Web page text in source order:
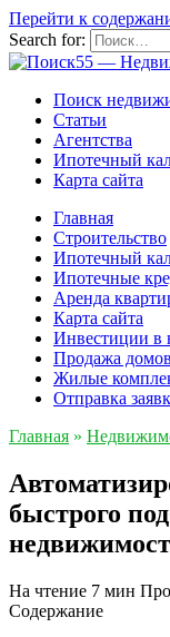
Перейти к
Search for:
Поиск
Статьи
Агентства
Ипотечный
Карта сайта
Главная
Строительство
Ипотечный
Ипотечные
Аренда
Карта сайта
Инвестиции в
Продажа домов
Жилые
Отправка
Главная »
быстрого
На чтение 7 мин
Содержание